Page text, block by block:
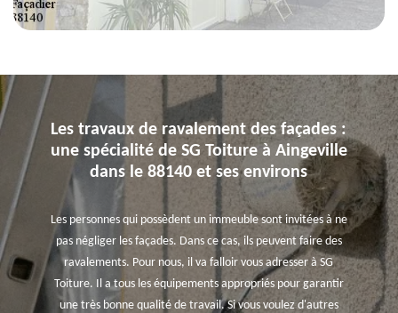
Les travaux de ravalement des façades :
une spécialité de SG Toiture à Aingeville
dans le 88140 et ses environs
Les personnes qui possèdent un immeuble sont invitées à ne
pas négliger les façades. Dans ce cas, ils peuvent faire des
ravalements. Pour nous, il va falloir vous adresser à SG
Toiture. Il a tous les équipements appropriés pour garantir
une très bonne qualité de travail. Si vous voulez d'autres